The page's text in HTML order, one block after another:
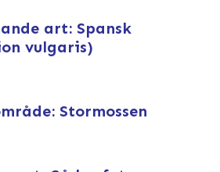
art: Spansk
vulgaris)
Stormossen